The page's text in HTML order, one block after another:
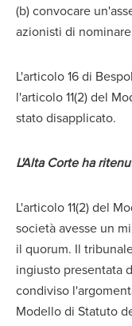
(b) convocare
azionisti di
L'articolo 16 di
l'articolo 11(2) del
stato disapplicato.
L'Alta Corte ha
L'articolo 11(2) del
società avesse un
il quorum. Il
ingiusto presentata
condiviso
Modello di Statuto